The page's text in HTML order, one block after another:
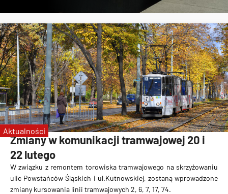
Pesa
Koleje Dolnośląskie
prezentacja
Nowe pociągi
Pesa Elf
Zmiany w komunikacji tramwajowej 20 i
22 lutego
W związku z remontem torowiska tramwajowego na skrzyżowaniu
ulic Powstańców Śląskich i ul.Kutnowskiej, zostaną wprowadzone
zmiany kursowania linii tramwajowych 2, 6, 7, 17, 74.
Aktualności